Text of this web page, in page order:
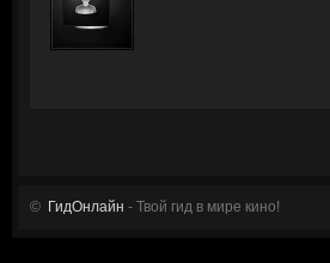
© ГидОнлайн - Твой гид в мире кино!